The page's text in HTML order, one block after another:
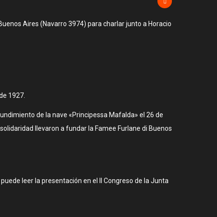
Aires (Navarro 3974) para charlar junto a Horacio
1927.
de la nave «Principessa Mafalda» el 26 de
llevaron a fundar la Famee Furlane di Buenos
leer la presentación en el II Congreso de la Junta